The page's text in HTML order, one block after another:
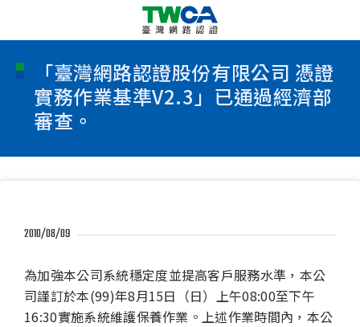
「臺灣網路認證股份有限公司 憑證
實務作業基準V2.3」已通過經濟部
審查。
2010/08/09
為加強本公司系統穩定度並提高客戶服務水準，本公
司謹訂於本(99)年8月15日（日）上午08:00至下午
16:30實施系統維護保養作業。上述作業時間內，本公